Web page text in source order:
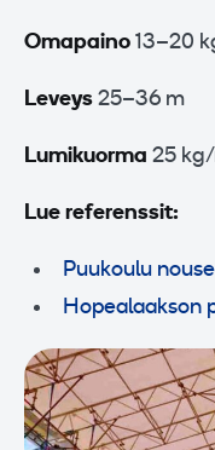
Omapaino 13–20
Leveys 25–36 m
Lumikuorma 25
Lue referenssit:
Puukoulu
Hopealaakson